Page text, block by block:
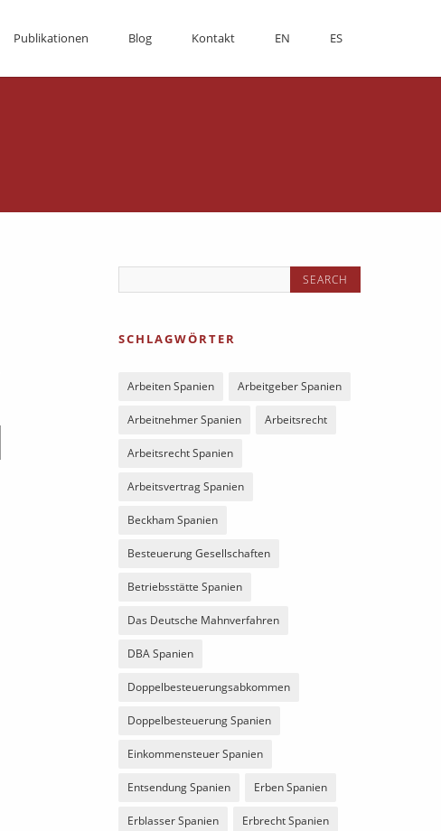
Publikationen Blog Kontakt EN ES
SCHLAGWÖRTER
Arbeiten Spanien Arbeitgeber Spanien
Arbeitnehmer Spanien Arbeitsrecht
Arbeitsrecht Spanien
Arbeitsvertrag Spanien
Beckham Spanien
Besteuerung Gesellschaften
Betriebsstätte Spanien
Das Deutsche Mahnverfahren
DBA Spanien
Doppelbesteuerungsabkommen
Doppelbesteuerung Spanien
Einkommensteuer Spanien
Entsendung Spanien Erben Spanien
Erblasser Spanien Erbrecht Spanien